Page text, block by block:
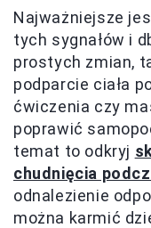
Najważniejsze
tych sygnałów i
prostych zmian,
podparcie ciała
ćwiczenia czy
poprawić
temat to odkryj
chudnięcia
odnalezienie
można karmić